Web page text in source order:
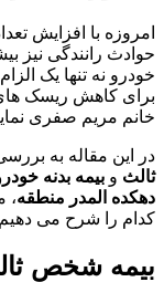
امروزه با افزایش
حوادث رانندگی نیز
خودرو نه تنها یک
خانم مریم صفری
در این مقاله به
ثالث و بیمه بدنه
دهکده المدر منطقه،
کدام را شرح می
بیمه شخص